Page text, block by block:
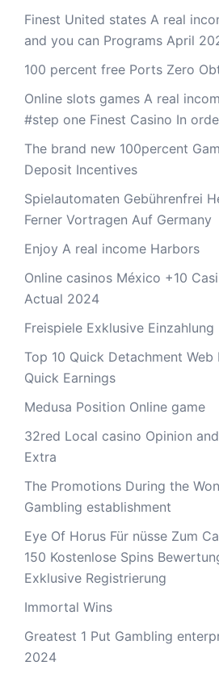
Finest United states A real
and you can Programs April
100 percent free Ports Zero
Online slots games A real
#step one Finest Casino In
The brand new 100percent
Deposit Incentives
Spielautomaten Gebührenfrei
Ferner Vortragen Auf Germany
Enjoy A real income Harbors
Online casinos México +10
Actual 2024
Freispiele Exklusive Einzahlung
Top 10 Quick Detachment Web
Quick Earnings
Medusa Position Online game
32red Local casino Opinion
Extra
The Promotions During the
Gambling establishment
Eye Of Horus Für nüsse Zum
150 Kostenlose Spins
Exklusive Registrierung
Immortal Wins
Greatest 1 Put Gambling
2024